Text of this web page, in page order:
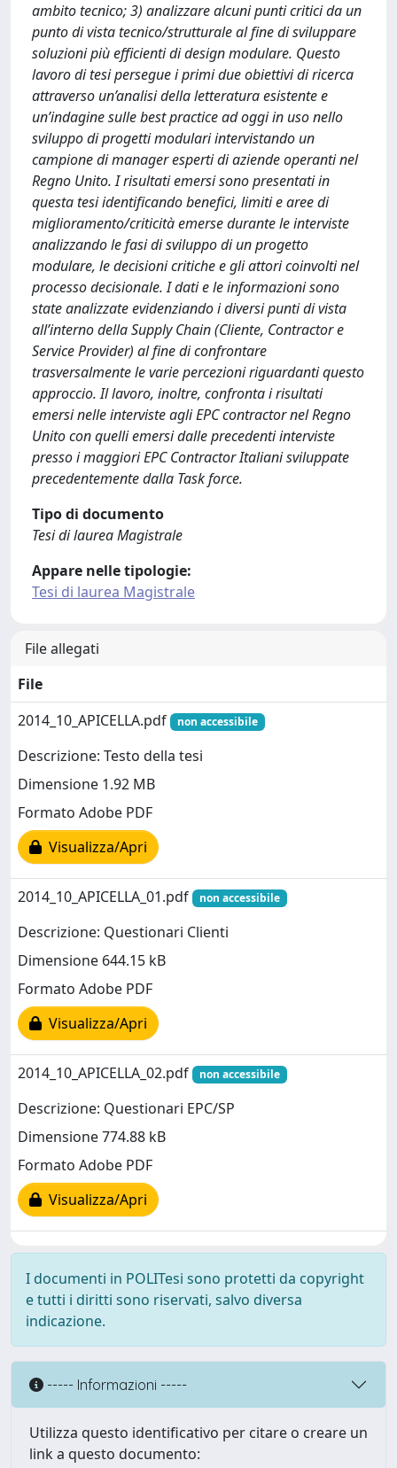
ambito tecnico; 3) analizzare alcuni punti critici da un
punto di vista tecnico/strutturale al fine di sviluppare
soluzioni più efficienti di design modulare. Questo
lavoro di tesi persegue i primi due obiettivi di ricerca
attraverso un’analisi della letteratura esistente e
un’indagine sulle best practice ad oggi in uso nello
sviluppo di progetti modulari intervistando un
campione di manager esperti di aziende operanti nel
Regno Unito. I risultati emersi sono presentati in
questa tesi identificando benefici, limiti e aree di
miglioramento/criticità emerse durante le interviste
analizzando le fasi di sviluppo di un progetto
modulare, le decisioni critiche e gli attori coinvolti nel
processo decisionale. I dati e le informazioni sono
state analizzate evidenziando i diversi punti di vista
all’interno della Supply Chain (Cliente, Contractor e
Service Provider) al fine di confrontare
trasversalmente le varie percezioni riguardanti questo
approccio. Il lavoro, inoltre, confronta i risultati
emersi nelle interviste agli EPC contractor nel Regno
Unito con quelli emersi dalle precedenti interviste
presso i maggiori EPC Contractor Italiani sviluppate
precedentemente dalla Task force.
Tipo di documento
Tesi di laurea Magistrale
Appare nelle tipologie:
Tesi di laurea Magistrale
File allegati
File
2014_10_APICELLA.pdf
non accessibile
Descrizione: Testo della tesi
Dimensione 1.92 MB
Formato Adobe PDF
Visualizza/Apri
2014_10_APICELLA_01.pdf non accessibile
Descrizione: Questionari Clienti
Dimensione 644.15 kB
Formato Adobe PDF
Visualizza/Apri
2014_10_APICELLA_02.pdf non accessibile
Descrizione: Questionari EPC/SP
Dimensione 774.88 kB
Formato Adobe PDF
Visualizza/Apri
I documenti in POLITesi sono protetti da copyright
e tutti i diritti sono riservati, salvo diversa
indicazione.
----- Informazioni -----
Utilizza questo identificativo per citare o creare un
link a questo documento: